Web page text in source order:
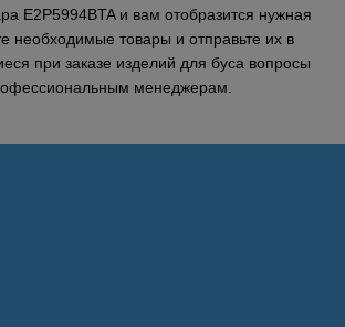
E2P5994BTA и вам отобразится нужная
необходимые товары и отправьте их в
при заказе изделий для буса вопросы
менеджерам.